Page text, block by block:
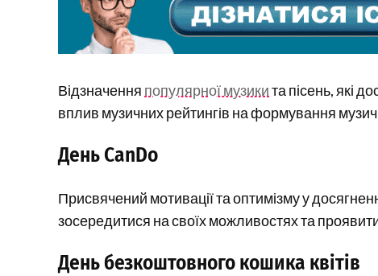
Відзначення популярної музикита пісень, які
вплив музичних рейтингів на формування
День CanDo
Присвячений мотивації та оптимізму у
зосередитися на своїх можливостях та
День безкоштовного кошика квітів